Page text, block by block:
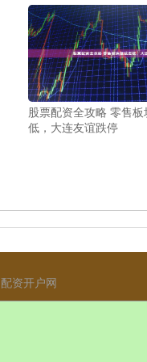
股票配资全攻略 零售板
低，大连友谊跌停
配资开户网